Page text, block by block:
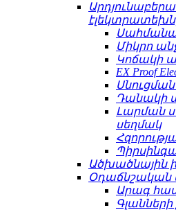
Միկրո
Կոճակի
EX Proof
Դանակի
Լարման
սեղմակ
Ածխածնային
Օդաճնշական
Արագ